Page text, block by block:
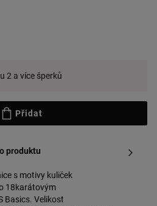
2 a více šperků
Přidat
produktu
s motivy kuliček
18karátovým
Basics. Velikost